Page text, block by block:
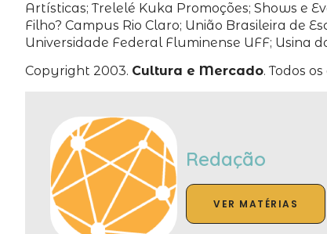
Artísticas; Trelelé Kuka Promoções; Shows e
Filho? Campus Rio Claro; União Brasileira de
Universidade Federal Fluminense UFF; Usina
Copyright 2003. Cultura e Mercado. Todos
Redação
VER MATÉRIAS